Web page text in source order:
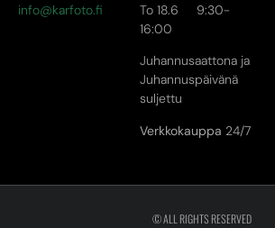
info@karfoto.fi
To 18.6 9:30-
16:00
Juhannusaattona ja
Juhannuspäivänä
suljettu
Verkkokauppa 24/7
© ALL RIGHTS RESERVED